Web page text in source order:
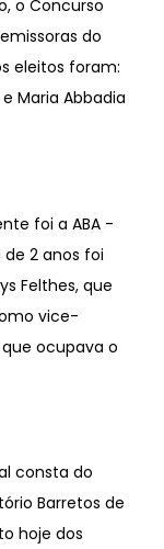
o Concurso
do
eleitos foram:
Maria Abbadia
foi a ABA -
de 2 anos foi
Felthes, que
vice-
ocupava o
consta do
Barretos de
hoje dos